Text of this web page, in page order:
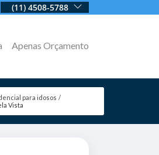
(11) 4508-5788
Apenas Orçamento
para idosos
Vista